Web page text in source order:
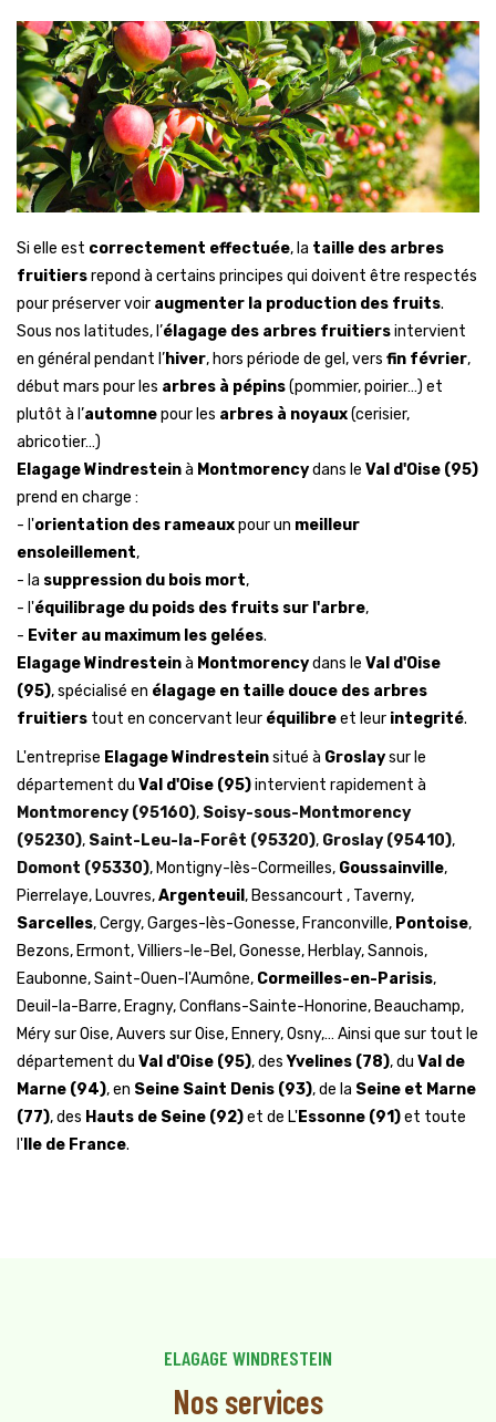
Si elle est correctement effectuée, la taille des arbres
fruitiersrepond à certains principes qui doivent être respectés
pour préserver voir augmenter la production des fruits.
Sous nos latitudes, l’élagage des arbres fruitiersintervient
en général pendant l’hiver, hors période de gel, vers fin février,
début mars pour les arbres à pépins(pommier, poirier…) et
plutôt à l’automnepour les arbres à noyaux(cerisier,
abricotier…)
Elagage Windresteinà Montmorencydans le Val d'Oise (95)
prend en charge :
- l'orientation des rameauxpour un meilleur
ensoleillement,
- la suppression du bois mort,
- l'équilibrage du poids des fruits sur l'arbre,
- Eviter au maximum les gelées.
Elagage Windresteinà Montmorencydans le Val d'Oise
(95), spécialisé en élagage en taille douce des arbres
fruitiers tout en concervant leur équilibreet leur integrité.
L'entreprise Elagage Windresteinsitué à Groslaysur le
département du Val d'Oise (95)intervient rapidement à
Montmorency (95160), Soisy-sous-Montmorency
(95230), Saint-Leu-la-Forêt (95320), Groslay (95410),
Domont (95330), Montigny-lès-Cormeilles, Goussainville,
Pierrelaye, Louvres,Argenteuil , Bessancourt , Taverny,
Sarcelles, Cergy, Garges-lès-Gonesse, Franconville, Pontoise,
Bezons, Ermont, Villiers-le-Bel, Gonesse, Herblay, Sannois,
Eaubonne, Saint-Ouen-l'Aumône, Cormeilles-en-Parisis,
Deuil-la-Barre, Eragny, Conflans-Sainte-Honorine, Beauchamp,
Méry sur Oise, Auvers sur Oise, Ennery, Osny,… Ainsi que sur tout le
département du Val d'Oise (95), desYvelines (78), du Val de
Marne (94), en Seine Saint Denis (93), de la Seine et Marne
(77), des Hauts de Seine (92)et de L'Essonne (91)et toute
l' Ile de France.
ELAGAGE WINDRESTEIN
Nos services